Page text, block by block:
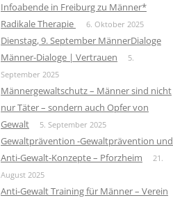
Infoabende in Freiburg zu Männer*
Radikale Therapie
6. Oktober 2025
Dienstag, 9. September MännerDialoge
Männer-Dialoge | Vertrauen
5.
September 2025
Männergewaltschutz – Männer sind nicht
nur Täter – sondern auch Opfer von
Gewalt
5. September 2025
Gewaltprävention -Gewaltprävention und
Anti-Gewalt-Konzepte – Pforzheim
21.
August 2025
Anti-Gewalt Training für Männer – Verein